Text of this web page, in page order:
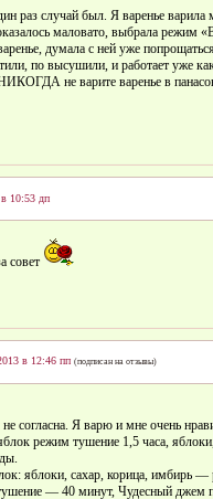
раз случай был. Я варенье варила
маловато, выбрала режим
думала с ней уже
по высушили, и работает уже
не варите варенье в
10:53 дп
совет
в 12:46 пп (подписан на отзывы)
согласна. Я варю и мне очень
режим тушение 1,5 часа,
яблоки, сахар, корица, имбирь
— 40 минут, Чудесный джем